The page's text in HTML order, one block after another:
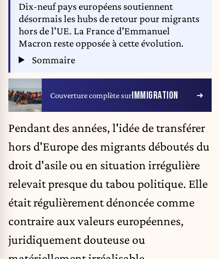
Dix-neuf pays européens soutiennent
désormais les hubs de retour pour migrants
hors de l'UE. La France d'Emmanuel
Macron reste opposée à cette évolution.
Sommaire
Couverture complète surIMMIGRATION
Pendant des années, l'idée de transférer
hors d'Europe des migrants déboutés du
droit d'asile ou en situation irrégulière
relevait presque du tabou politique. Elle
était régulièrement dénoncée comme
contraire aux valeurs européennes,
juridiquement douteuse ou